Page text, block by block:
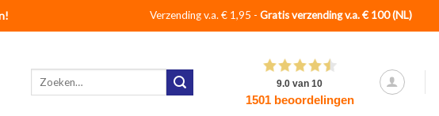
Verzending v.a. € 1,95 - Gratis verzending v.a. € 100 (NL)
Zoeken